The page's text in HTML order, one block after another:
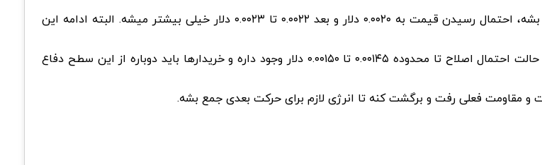
سناریوی اول به نفع خریدارهاست. اگه مقاومت ۰.۰۰۱۷ تا ۰.۰۰۱۷۵ دلار شکسته بشه، احتمال رسیدن قیمت به ۰.۰۰۲۰ دلار و بعد ۰.۰۰۲۲ تا ۰.۰۰۲۳ دلار خیلی بیشتر میشه. البته ادامه این
سناریوی دوم زمانی اتفاق میوفته که قیمت نتونه از مقاومت عبور کنه. تو این حالت احتمال اصلاح تا محدوده ۰.۰۰۱۴۵ تا ۰.۰۰۱۵۰ دلار وجود داره و خریدارها باید دوباره از این سطح دفاع
و مقاومت فعلی رفت و برگشت کنه تا انرژی لازم برای حرکت بعدی جمع بشه.